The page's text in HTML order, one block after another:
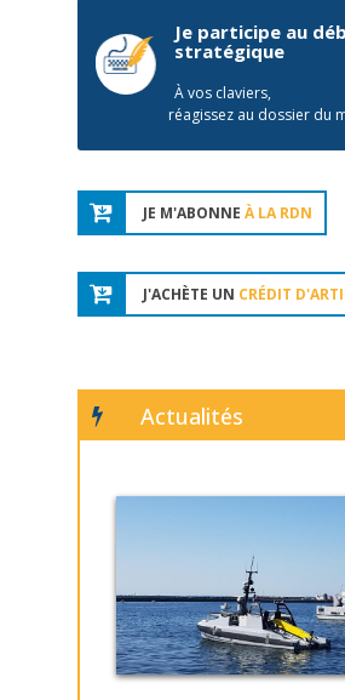
Je participe au
stratégique
À vos claviers,
réagissez au dossier du
JE M'ABONNE À LA RDN
J'ACHÈTE UN CRÉDIT
Actualités